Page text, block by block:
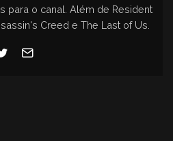
para o canal. Além de Resident
Creed e The Last of Us.